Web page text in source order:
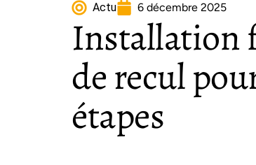
Actu 6 décembre 2025
Installation
de recul
étapes